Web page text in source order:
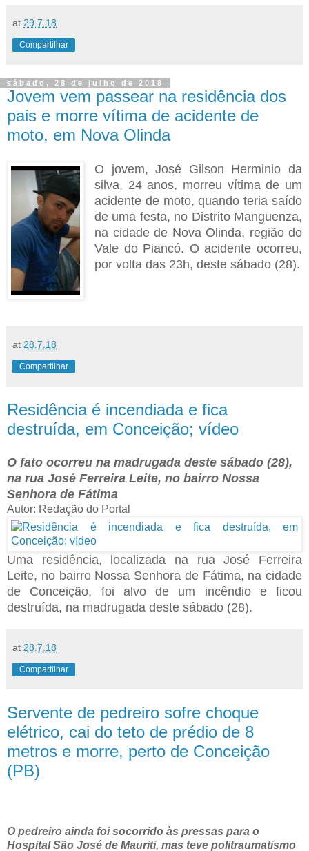
at 29.7.18
Compartilhar
sábado, 28 de julho de 2018
Jovem vem passear na residência dos
pais e morre vítima de acidente de
moto, em Nova Olinda
O jovem, José Gilson Herminio da
silva, 24 anos, morreu vítima de um
acidente de moto, quando teria saído
de uma festa, no Distrito Manguenza,
na cidade de Nova Olinda, região do
Vale do Piancó. O acidente ocorreu,
por volta das 23h, deste sábado (28).
at 28.7.18
Compartilhar
Residência é incendiada e fica
destruída, em Conceição; vídeo
O fato ocorreu na madrugada deste sábado (28),
na rua José Ferreira Leite, no bairro Nossa
Senhora de Fátima
Autor: Redação do Portal
Uma residência, localizada na rua José Ferreira
Leite, no bairro Nossa Senhora de Fátima, na cidade
de Conceição, foi alvo de um incêndio e ficou
destruída, na madrugada deste sábado (28).
at 28.7.18
Compartilhar
Servente de pedreiro sofre choque
elétrico, cai do teto de prédio de 8
metros e morre, perto de Conceição
(PB)
O pedreiro ainda foi socorrido às pressas para o
Hospital São José de Mauriti, mas teve politraumatismo